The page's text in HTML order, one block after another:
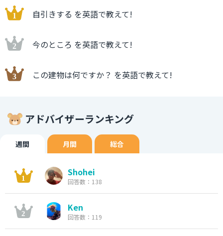
自引きする を英語で教えて!
今のところ を英語で教えて!
この建物は何ですか？ を英語で教えて!
アドバイザーランキング
週間 月間 総合
Shohei
回答数：138
Ken
回答数：119